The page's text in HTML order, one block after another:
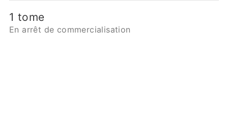
1 tome
En arrêt de commercialisation